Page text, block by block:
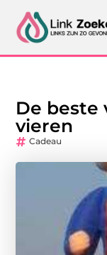
De beste
vieren
Cadeau